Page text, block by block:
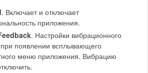
. Включает и отключает
приложения.
. Настройки вибрационного
при появлении всплывающего
меню приложения. Вибрацию